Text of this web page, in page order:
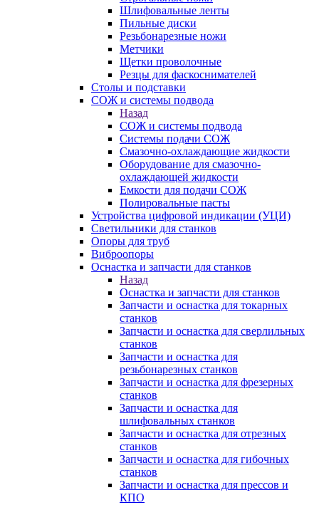
Шлифовальные ленты
Пильные диски
Резьбонарезные ножи
Метчики
Щетки проволочные
Резцы для фаскоснимателей
Столы и подставки
СОЖ и системы подвода
Назад
СОЖ и системы подвода
Системы подачи СОЖ
Смазочно-охлаждающие жидкости
Оборудование для смазочно-
охлаждающей жидкости
Емкости для подачи СОЖ
Полировальные пасты
Устройства цифровой индикации (УЦИ)
Светильники для станков
Опоры для труб
Виброопоры
Оснастка и запчасти для станков
Назад
Оснастка и запчасти для станков
Запчасти и оснастка для токарных
станков
Запчасти и оснастка для сверлильных
станков
Запчасти и оснастка для
резьбонарезных станков
Запчасти и оснастка для фрезерных
станков
Запчасти и оснастка для
шлифовальных станков
Запчасти и оснастка для отрезных
станков
Запчасти и оснастка для гибочных
станков
Запчасти и оснастка для прессов и
КПО